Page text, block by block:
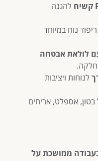
להגנה
נוח במיוחד
לולאת אבטחה
לנוחות ויציבות
בטון, אספלט, אריחים
ממושכת על